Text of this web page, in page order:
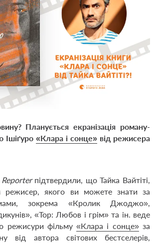
Планується екранізація роману-
Ішіґуро «Клара і сонце» від режисера
підтвердили, що Тайка Вайтіті,
режисер, якого ви можете знати за
зокрема «Кролик Джоджо»,
«Тор: Любов і грім» та ін. веде
режисури фільму«Клара і сонце»за
від автора світових бестселерів,